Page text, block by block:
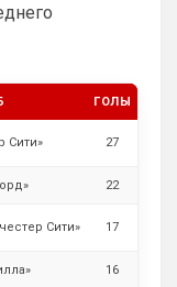
ГОЛЫ
Сити» 27
22
Сити» 17
16